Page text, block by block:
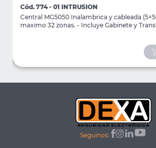
Cód. 774 - 01 INTRUSION
Central MG5050 Inalambrica y cableada
maximo 32 zonas. - Incluye Gabinete y
Seguinos: